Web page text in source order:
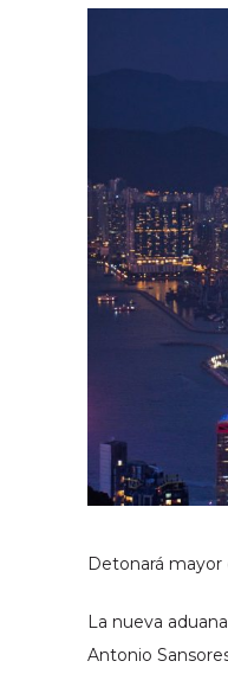
Detonará
La nueva
Antonio